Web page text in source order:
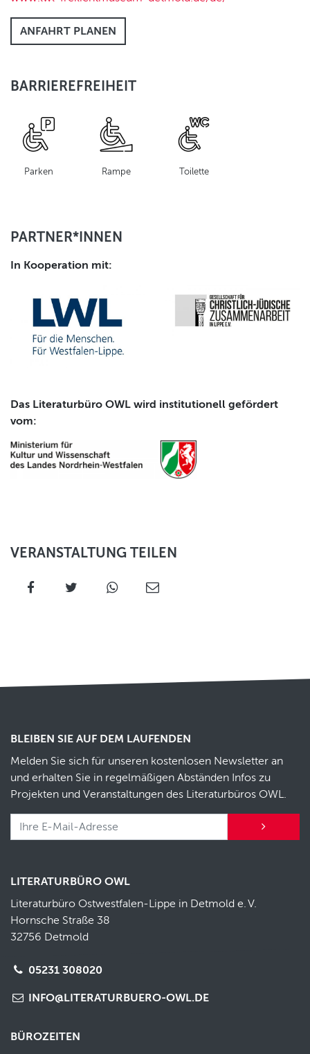
ANFAHRT PLANEN
BARRIEREFREIHEIT
Parken Rampe Toilette
PARTNER*INNEN
In Kooperation mit:
Das Literaturbüro OWL wird institutionell gefördert
vom:
VERANSTALTUNG TEILEN
BLEIBEN SIE AUF DEM LAUFENDEN
Melden Sie sich für unseren kostenlosen Newsletter an
und erhalten Sie in regelmäßigen Abständen Infos zu
Projekten und Veranstaltungen des Literaturbüros OWL.
LITERATURBÜRO OWL
Literaturbüro Ostwestfalen-Lippe in Detmold e.V.
Hornsche Straße 38
32756 Detmold
05231 308020
INFO@LITERATURBUERO-OWL.DE
BÜROZEITEN